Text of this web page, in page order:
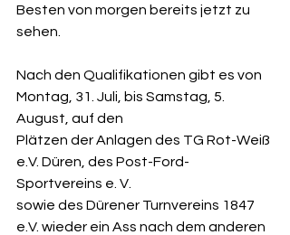
Besten von morgen bereits jetzt zu
sehen.
Nach den Qualifikationen gibt es von
Montag, 31. Juli, bis Samstag, 5.
August, auf den
Plätzen der Anlagen des TG Rot-Weiß
e.V. Düren, des Post-Ford-
Sportvereins e. V.
sowie des Dürener Turnvereins 1847
e.V. wieder ein Ass nach dem anderen